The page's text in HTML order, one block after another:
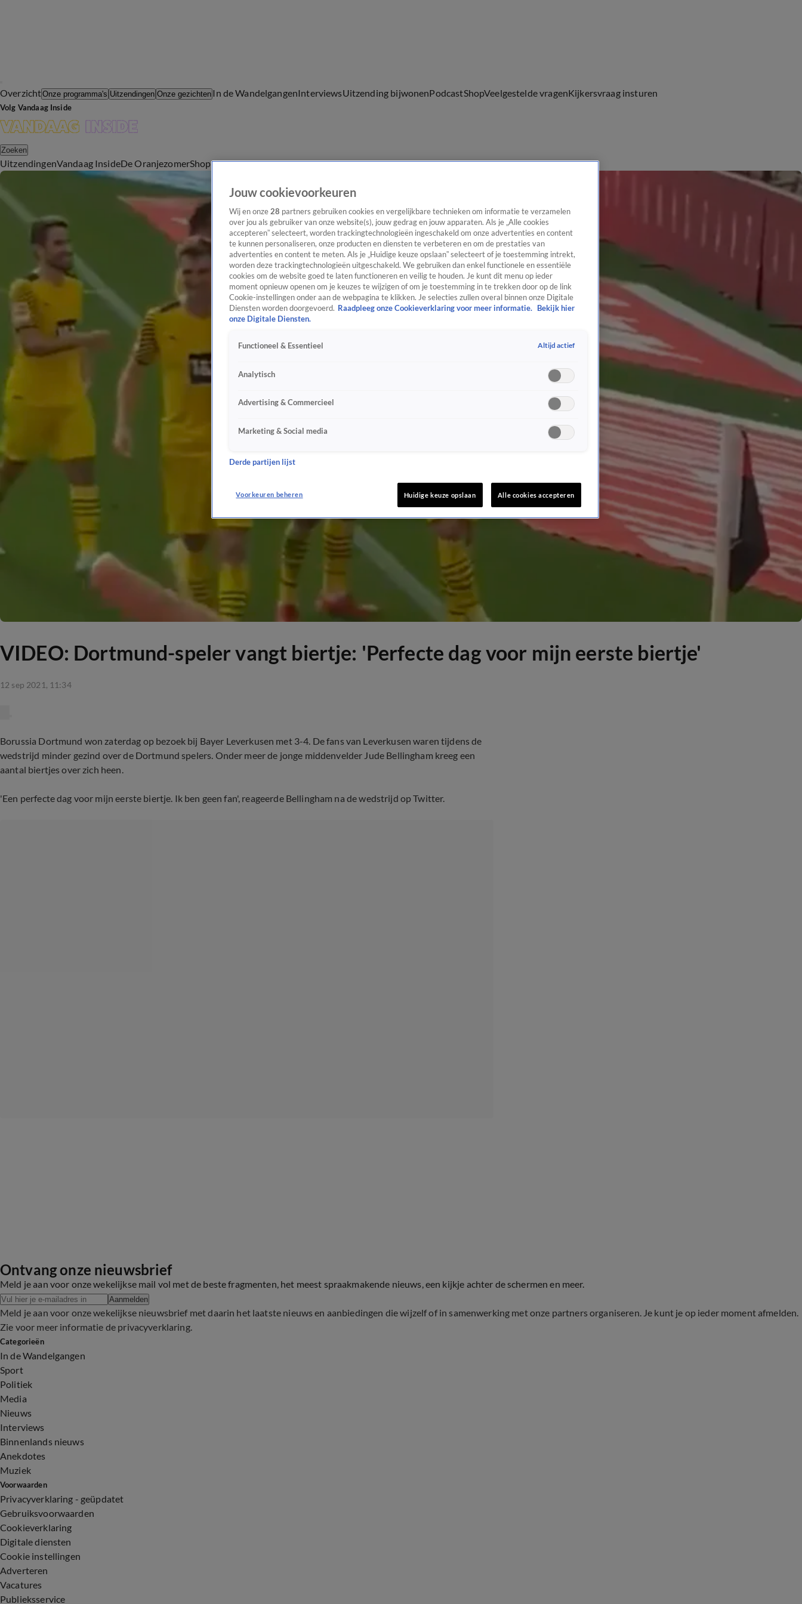
OverzichtOnze programma's Uitzendingen Onze gezichten In de WandelgangenInterviewsUitzending bijwonenPodcastShopVeelgestelde vragenKijkersvraag insturen
Volg Vandaag Inside
Zoeken
UitzendingenVandaag InsideDe OranjezomerShopUitzending bijwonen
VIDEO: Dortmund-speler vangt biertje: 'Perfecte dag voor mijn eerste biertje'
12 sep 2021, 11:34
Borussia Dortmund won zaterdag op bezoek bij Bayer Leverkusen met 3-4. De fans van Leverkusen waren tijdens de
wedstrijd minder gezind over de Dortmund spelers. Onder meer de jonge middenvelder Jude Bellingham kreeg een
aantal biertjes over zich heen.
'Een perfecte dag voor mijn eerste biertje. Ik ben geen fan', reageerde Bellingham na de wedstrijd op Twitter.
Ontvang onze nieuwsbrief
Meld je aan voor onze wekelijkse mail vol met de beste fragmenten, het meest spraakmakende nieuws, een kijkje achter de schermen en meer.
Aanmelden
Meld je aan voor onze wekelijkse nieuwsbrief met daarin het laatste nieuws en aanbiedingen die wijzelf of in samenwerking met onze partners organiseren. Je kunt je op ieder moment afmelden.
Zie voor meer informatie de privacyverklaring.
Categorieën
In de Wandelgangen
Sport
Politiek
Media
Nieuws
Interviews
Binnenlands nieuws
Anekdotes
Muziek
Voorwaarden
Privacyverklaring - geüpdatet
Gebruiksvoorwaarden
Cookieverklaring
Digitale diensten
Cookie instellingen
Adverteren
Vacatures
Publieksservice
Jouw cookievoorkeuren
Wij en onze 28 partners gebruiken cookies en vergelijkbare technieken om informatie te verzamelen
over jou als gebruiker van onze website(s), jouw gedrag en jouw apparaten. Als je „Alle cookies
accepteren” selecteert, worden trackingtechnologieën ingeschakeld om onze advertenties en content
te kunnen personaliseren, onze producten en diensten te verbeteren en om de prestaties van
advertenties en content te meten. Als je „Huidige keuze opslaan” selecteert of je toestemming intrekt,
worden deze trackingtechnologieën uitgeschakeld. We gebruiken dan enkel functionele en essentiële
cookies om de website goed te laten functioneren en veilig te houden. Je kunt dit menu op ieder
moment opnieuw openen om je keuzes te wijzigen of om je toestemming in te trekken door op de link
Cookie-instellingen onder aan de webpagina te klikken. Je selecties zullen overal binnen onze Digitale
Diensten worden doorgevoerd. Raadpleeg onze Cookieverklaring voor meer informatie.
Bekijk hier
onze Digitale Diensten.
Functioneel & Essentieel Altijd actief
Analytisch
Advertising & Commercieel
Marketing & Social media
Derde partijen lijst
Voorkeuren beheren Huidige keuze opslaan Alle cookies accepteren